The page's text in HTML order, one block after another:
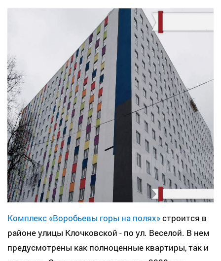
Комплекс «Воробьевы горы на полях»строится в
районе улицы Клочковской - по ул. Веселой. В нем
предусмотрены как полноценные квартиры, так и